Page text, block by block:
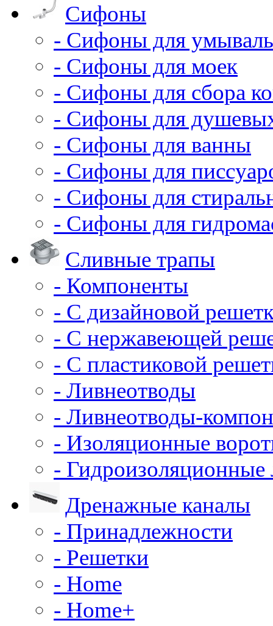
Сифоны
- Сифоны для
- Сифоны для моек
- Сифоны для сбора
- Сифоны для
- Сифоны для ванны
- Сифоны для
- Сифоны для
- Сифоны для
Сливные трапы
- Компоненты
- С дизайновой
- С нержавеющей
- С пластиковой
- Ливнеотводы
- Ливнеотводы-
- Изоляционные
- Гидроизоляционные
Дренажные каналы
- Принадлежности
- Решетки
- Home
- Home+